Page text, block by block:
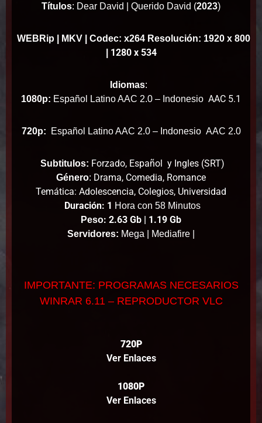
Títulos: Dear David | Querido David (2023)
WEBRip
| MKV | Codec: x264 Resolución: 1920 x 800
1280 x 534
Idiomas:
1080p: Español Latino AAC 2.0 – Indonesio AAC 5.1
720p: Español Latino AAC 2.0 – Indonesio AAC 2.0
Subtitulos: Forzado, Español y Ingles (SRT)
Género: Drama, Comedia, Romance
Temática: Adolescencia, Colegios, Universidad
Duración: 1 Hora con 58 Minutos
Peso: 2.63 Gb | 1.19 Gb
Servidores: Mega | Mediafire |
IMPORTANTE: PROGRAMAS NECESARIOS
WINRAR 6.11 – REPRODUCTOR VLC
720P
Ver Enlaces
1080P
Ver Enlaces